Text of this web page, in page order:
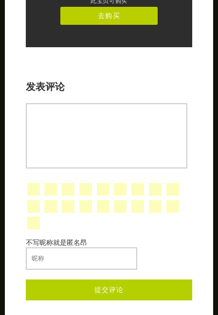
去购买
发表评论
不写昵称就是匿名昂